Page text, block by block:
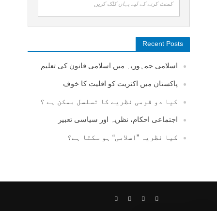
کمنٹ کرنے کے لیے یہاں کلک کریں
Recent Posts
اسلامی جمہوریہ میں اسلامی قانون کی تعلیم
پاکستان میں اکثریت کو اقلیت کا خوف
کیا دو قومی نظریے کا تسلسل ممکن ہے ؟
اجتماعی احکام، نظریہ اور سیاسی تعبیر
کیا نظریہ ”اسلامی“ ہو سکتا ہے؟